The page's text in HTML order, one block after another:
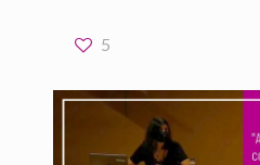
5